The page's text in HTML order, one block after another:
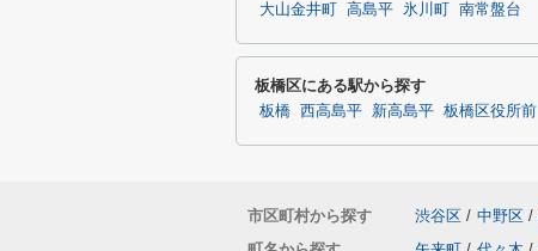
大山金井町 高島平 氷川町 南常盤台
板橋区にある駅から探す
板橋 西高島平 新高島平 板橋区役所前
市区町村から探す 渋谷区 / 中野区 /